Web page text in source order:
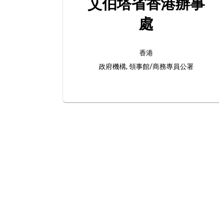
艾伯塔省香港辦事
處
香港
政府機構, 領事館/商務專員公署